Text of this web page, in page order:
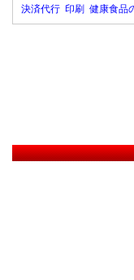
決済代行 印刷 健康食品